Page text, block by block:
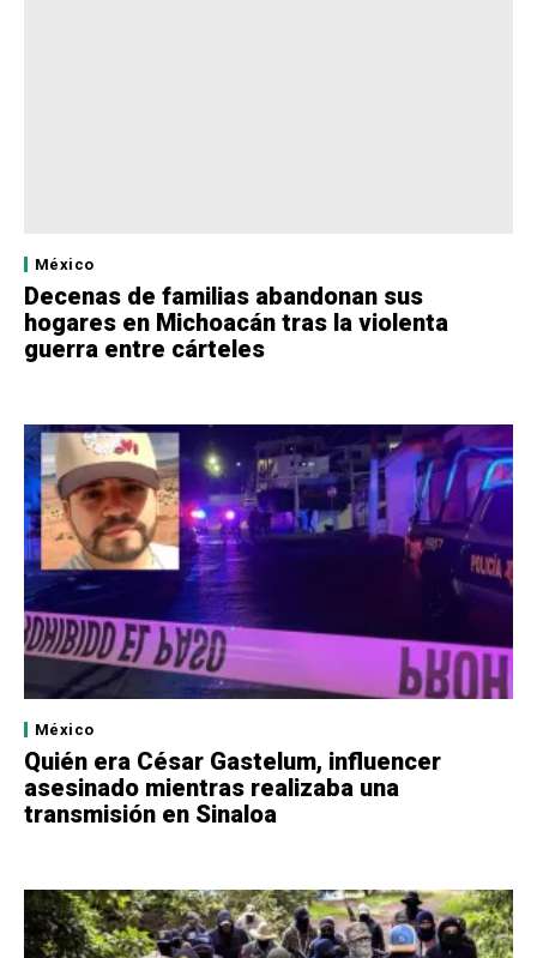
México
Decenas de familias abandonan sus
hogares en Michoacán tras la violenta
guerra entre cárteles
México
Quién era César Gastelum, influencer
asesinado mientras realizaba una
transmisión en Sinaloa